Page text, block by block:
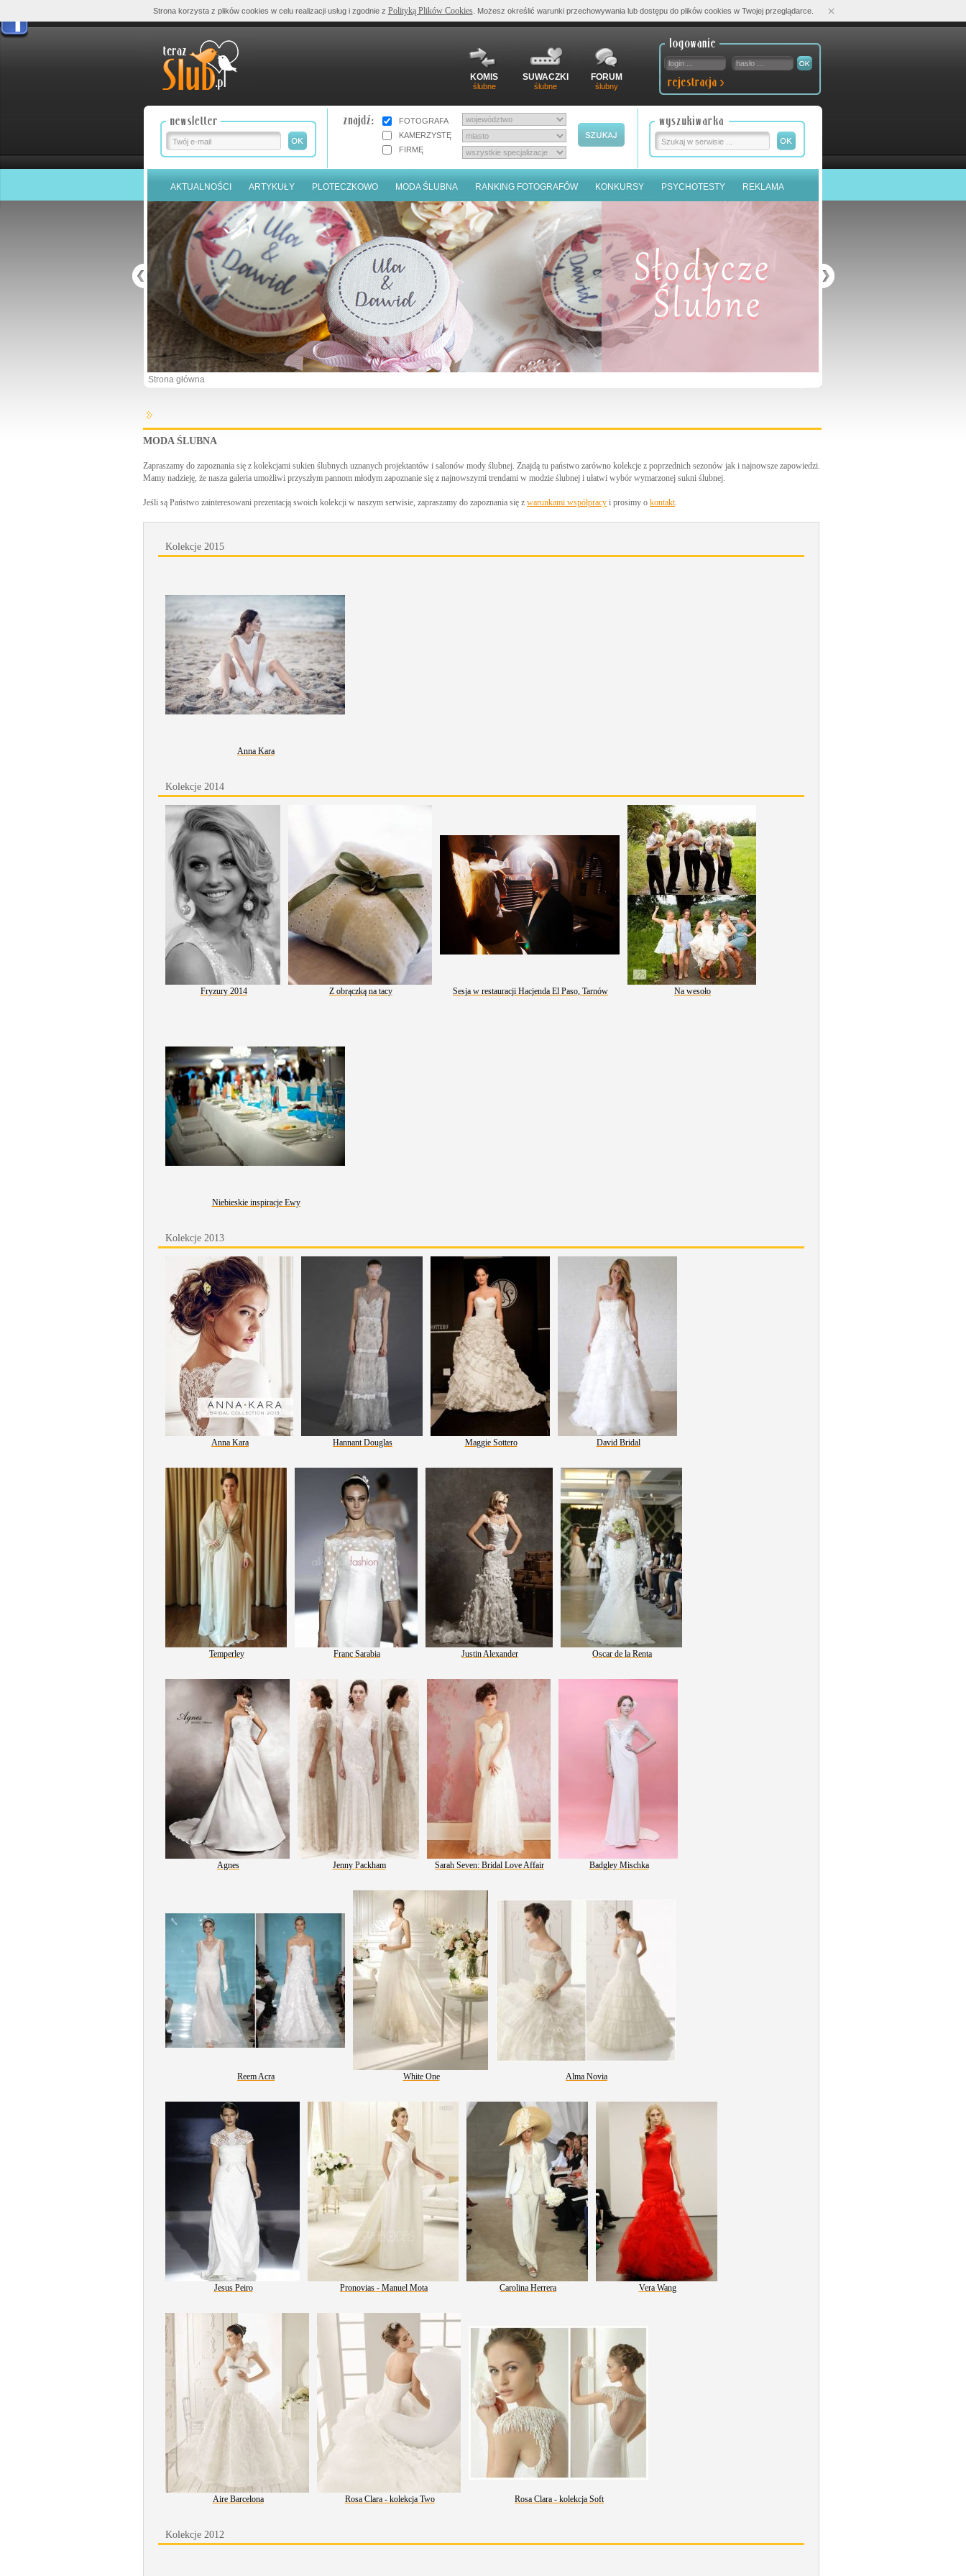
KOMIS
ślubne
SUWACZKI
ślubne
FORUM
ślubny
FOTOGRAFA
KAMERZYSTĘ
FIRMĘ
AKTUALNOŚCI ARTYKUŁY PLOTECZKOWO MODA ŚLUBNA RANKING FOTOGRAFÓW KONKURSY PSYCHOTESTY REKLAMA
Strona główna
MODA ŚLUBNA
Zapraszamy do zapoznania się z kolekcjami sukien ślubnych uznanych projektantów i salonów mody ślubnej. Znajdą tu państwo zarówno kolekcje z poprzednich sezonów jak i najnowsze zapowiedzi.
Mamy nadzieję, że nasza galeria umożliwi przyszłym pannom młodym zapoznanie się z najnowszymi trendami w modzie ślubnej i ułatwi wybór wymarzonej sukni ślubnej.
Jeśli są Państwo zainteresowani prezentacją swoich kolekcji w naszym serwisie, zapraszamy do zapoznania się z warunkami współpracy i prosimy o kontakt.
Kolekcje 2015
Anna Kara
Kolekcje 2014
Fryzury 2014 Z obrączką na tacy Sesja w restauracji Hacjenda El Paso, Tarnów Na wesoło
Niebieskie inspiracje Ewy
Kolekcje 2013
Anna Kara Hannant Douglas Maggie Sottero David Bridal
Temperley Franc Sarabia Justin Alexander Oscar de la Renta
Agnes Jenny Packham Sarah Seven: Bridal Love Affair Badgley Mischka
Reem Acra White One Alma Novia
Jesus Peiro Pronovias - Manuel Mota Carolina Herrera Vera Wang
Aire Barcelona Rosa Clara - kolekcja Two Rosa Clara - kolekcja Soft
Kolekcje 2012
Strona korzysta z plików cookies w celu realizacji usług i zgodnie z Polityką Plików Cookies. Możesz określić warunki przechowywania lub dostępu do plików cookies w Twojej przeglądarce. ×